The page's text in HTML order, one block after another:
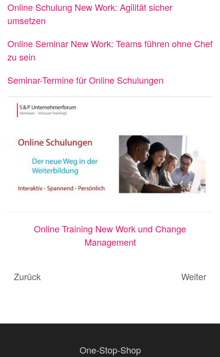
Online Schulung New Work: Agilität sicher
umsetzen
Online Seminar New Work: Teams führen ohne Chef
zu sein
Seminar-Termine für Online Schulungen
Online Training New Work und Change
Management
Zurück Weiter
One-Stop-Shop